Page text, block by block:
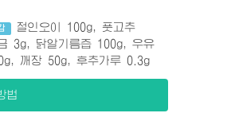
절인오이 100g, 풋고추
3g, 닭알기름즙 100g, 우유
깨장 50g, 후추가루 0.3g
법